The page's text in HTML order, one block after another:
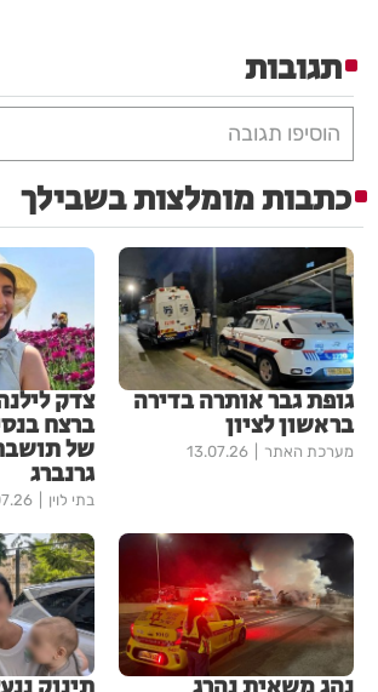
תגובות
הוסיפו תגובה
כתבות מומלצות בשבילך
גופת גבר אותרה בדירה
בראשון לציון
מערכת האתר 13.07.26
צדק
ברצח
של
גרנברג
בתי לוין